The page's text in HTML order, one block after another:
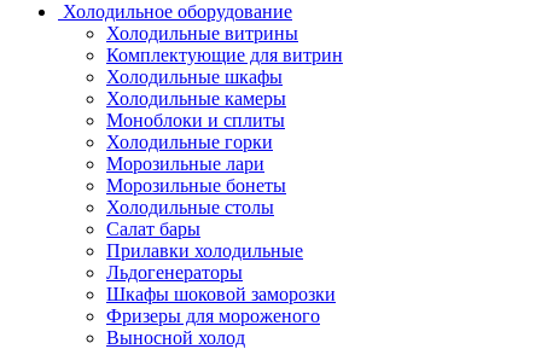
Холодильное оборудование
Холодильные витрины
Комплектующие для витрин
Холодильные шкафы
Холодильные камеры
Моноблоки и сплиты
Холодильные горки
Морозильные лари
Морозильные бонеты
Холодильные столы
Салат бары
Прилавки холодильные
Льдогенераторы
Шкафы шоковой заморозки
Фризеры для мороженого
Выносной холод